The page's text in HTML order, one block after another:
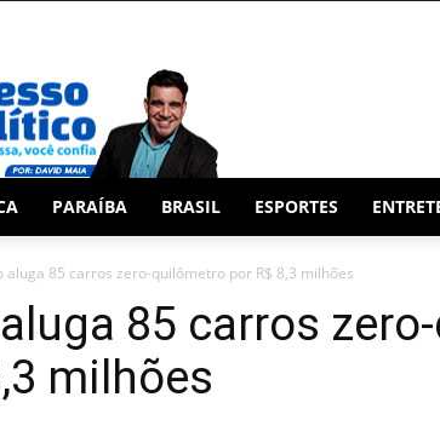
PARAÍBA BRASIL ESPORTES
aluga 85 carros zero-quilômetro por R$ 8,3 milhões
85 carros
milhões